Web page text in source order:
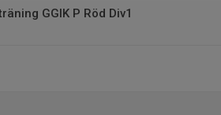
GGIK P Röd Div1